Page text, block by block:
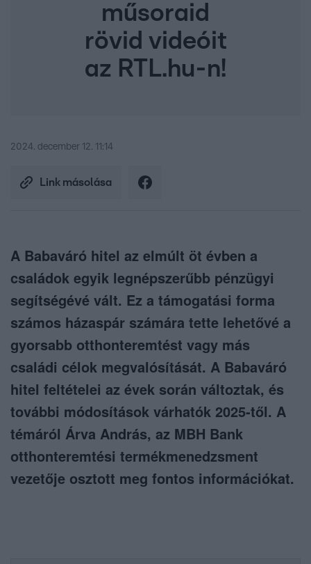
műsoraid
rövid videóit
az RTL.hu-n!
2024. december 12. 11:14
Link másolása
A Babaváró hitel az elmúlt öt évben a
családok egyik legnépszerűbb pénzügyi
segítségévé vált. Ez a támogatási forma
számos házaspár számára tette lehetővé a
gyorsabb otthonteremtést vagy más
családi célok megvalósítását. A Babaváró
hitel feltételei az évek során változtak, és
további módosítások várhatók 2025-től. A
témáról Árva András, az MBH Bank
otthonteremtési termékmenedzsment
vezetője osztott meg fontos információkat.